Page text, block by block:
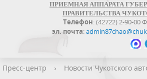
ПРИЕМНАЯ АППАРАТА
ПРАВИТЕЛЬСТВА
Телефон: (42722) 2-90-00
эл. почта:
Пресс-центр › Новости Чукотского